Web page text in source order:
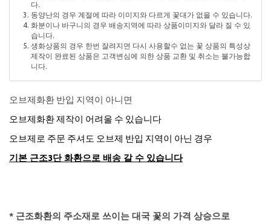
다.
동양난의 경우 계절에 따라 이미지와 다르게 꽃대가 없을 수 있습니다.
화분이나 바구니의 경우 배송지역에 따라 상품이미지와 달라 질 수 있
습니다.
생화상품의 경우 한번 잘려지면 다시 사용할수 없는 꽃 상품의 특성상
제작이 완료된 상품은 고객변심에 의한 상품 교환 및 취소는 불가능합
니다.
오브제화환 반입 지역이 아니면
오브제화환 제작이 어려울 수 있습니다
오브제로 주문 주셔도 오브제 반입 지역이 아닌 경우
기본 근조3단 화환으로 배송 갈 수 있습니다
* 근조화환의 주소재로 쓰이는 대국 꽃의 가격 상승으로